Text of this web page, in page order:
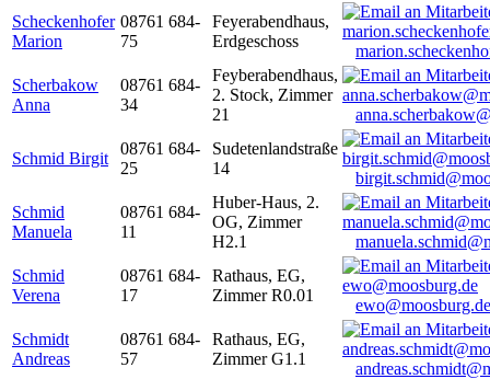
Scheckenhofer
Marion
08761 684-
75
Feyerabendhaus,
Erdgeschoss
Scherbakow
Anna
08761 684-
34
Feyberabendhaus,
2. Stock, Zimmer
21
Schmid Birgit
08761 684-
25
Sudetenlandstraße
14
Schmid
Manuela
08761 684-
11
Huber-Haus, 2.
OG, Zimmer
H2.1
Schmid
Verena
08761 684-
17
Rathaus, EG,
Zimmer R0.01
ewo@moosburg.de
Schmidt
Andreas
08761 684-
57
Rathaus, EG,
Zimmer G1.1